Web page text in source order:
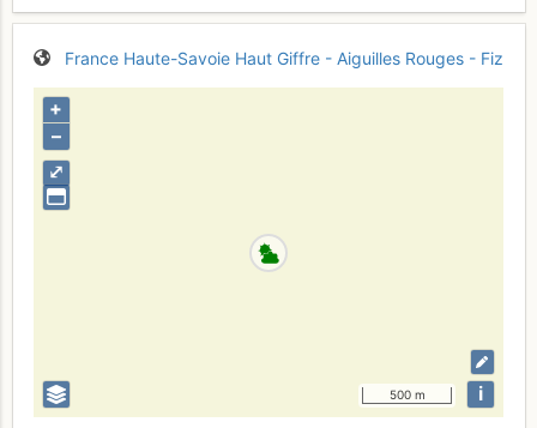
France Haute-Savoie Haut Giffre - Aiguilles Rouges - Fiz
⤢
+
–
500 m i